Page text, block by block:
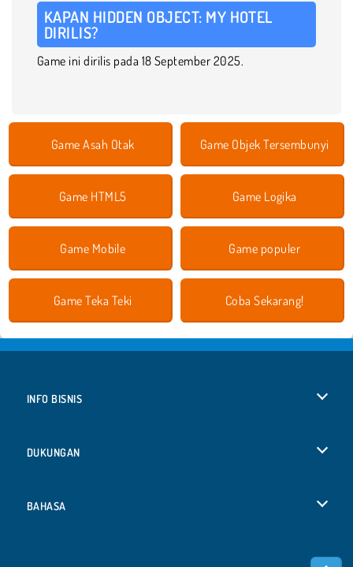
KAPAN HIDDEN OBJECT: MY HOTEL
DIRILIS?
Game ini dirilis pada 18 September 2025.
Game Asah Otak Game Objek Tersembunyi
Game HTML5 Game Logika
Game Mobile Game populer
Game Teka Teki Coba Sekarang!
INFO BISNIS
DUKUNGAN
BAHASA